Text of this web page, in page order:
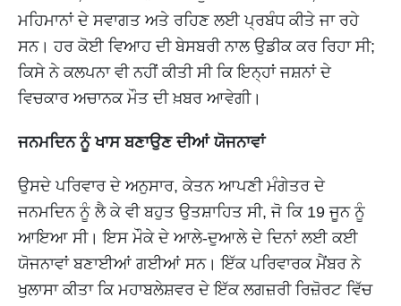
ਮਹਿਮਾਨਾਂ ਦੇ ਸਵਾਗਤ ਅਤੇ ਰਹਿਣ ਲਈ ਪ੍ਰਬੰਧ ਕੀਤੇ ਜਾ ਰਹੇ
ਸਨ। ਹਰ ਕੋਈ ਵਿਆਹ ਦੀ ਬੇਸਬਰੀ ਨਾਲ ਉਡੀਕ ਕਰ ਰਿਹਾ ਸੀ;
ਕਿਸੇ ਨੇ ਕਲਪਨਾ ਵੀ ਨਹੀਂ ਕੀਤੀ ਸੀ ਕਿ ਇਨ੍ਹਾਂ ਜਸ਼ਨਾਂ ਦੇ
ਵਿਚਕਾਰ ਅਚਾਨਕ ਮੌਤ ਦੀ ਖ਼ਬਰ ਆਵੇਗੀ।
ਜਨਮਦਿਨ ਨੂੰ ਖਾਸ ਬਣਾਉਣ ਦੀਆਂ ਯੋਜਨਾਵਾਂ
ਉਸਦੇ ਪਰਿਵਾਰ ਦੇ ਅਨੁਸਾਰ, ਕੇਤਨ ਆਪਣੀ ਮੰਗੇਤਰ ਦੇ
ਜਨਮਦਿਨ ਨੂੰ ਲੈ ਕੇ ਵੀ ਬਹੁਤ ਉਤਸ਼ਾਹਿਤ ਸੀ, ਜੋ ਕਿ 19 ਜੂਨ ਨੂੰ
ਆਇਆ ਸੀ। ਇਸ ਮੌਕੇ ਦੇ ਆਲੇ-ਦੁਆਲੇ ਦੇ ਦਿਨਾਂ ਲਈ ਕਈ
ਯੋਜਨਾਵਾਂ ਬਣਾਈਆਂ ਗਈਆਂ ਸਨ। ਇੱਕ ਪਰਿਵਾਰਕ ਮੈਂਬਰ ਨੇ
ਖੁਲਾਸਾ ਕੀਤਾ ਕਿ ਮਹਾਬਲੇਸ਼ਵਰ ਦੇ ਇੱਕ ਲਗਜ਼ਰੀ ਰਿਜ਼ੋਰਟ ਵਿੱਚ